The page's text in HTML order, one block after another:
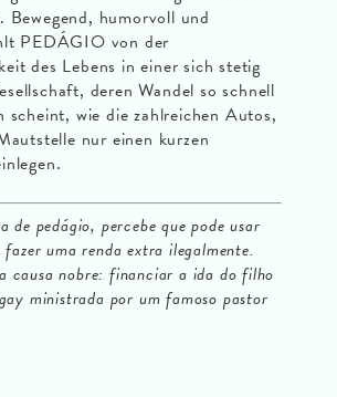
Bewegend, humorvoll und
PEDÁGIO von der
des Lebens in einer sich stetig
deren Wandel so schnell
scheint, wie die zahlreichen Autos,
nur einen kurzen
de pedágio, percebe que pode usar
uma renda extra ilegalmente.
causa nobre: financiar a ida do filho
ministrada por um famoso pastor